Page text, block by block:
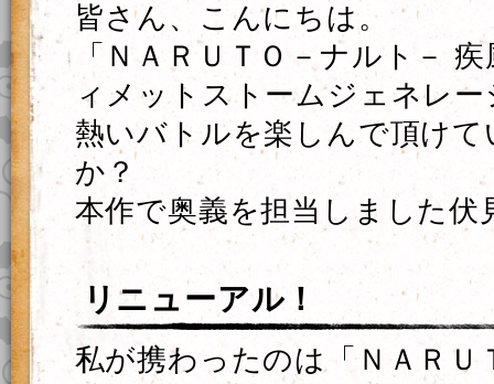
皆さん、こんにちは。
「ＮＡＲＵＴＯ－ナルト－
ィメットストームジェネレ
熱いバトルを楽しんで頂け
か？
本作で奥義を担当しました伏
リニューアル！
私が携わったのは「ＮＡＲＵ